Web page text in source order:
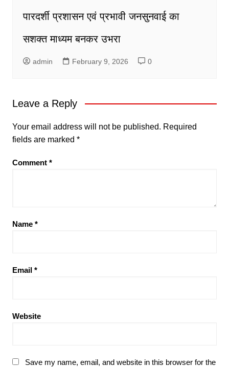
पारदर्शी प्रशासन एवं प्रभावी जनसुनवाई का
सशक्त माध्यम बनकर उभरा
admin February 9, 2026 0
Leave a Reply
Your email address will not be published. Required
fields are marked *
Comment *
Name *
Email *
Website
Save my name, email, and website in this browser for the